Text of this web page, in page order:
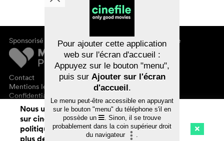
Sponsorisé par
Contact
Mentions légales
Confidentialité des données
À propos de cinefile
S'inscrire/s'abonner
Newsletter
FAQ
Bons-cadeaux
Nous utilisons des cookies. En naviguant
sur cinefile.ch, vous acceptez notre
politique d'utilisation des cookies. Pour
plus de détails, voir notredéclaration de
Pour ajouter cette application
web sur l'écran d'accueil :
Appuyez sur le bouton "menu",
puis sur Ajouter sur l'écran
d'accueil.
Le menu peut-être accessible en appuyant
sur le bouton "menu" du téléphone s'il en
possède un
. Sinon, il se trouve
probablement dans la coin supérieur droit
du navigateur
.